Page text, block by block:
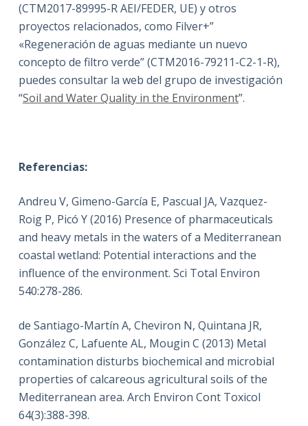
(CTM2017-89995-R AEI/FEDER, UE) y otros
proyectos relacionados, como Filver+”
«Regeneración de aguas mediante un nuevo
concepto de filtro verde” (CTM2016-79211-C2-1-R),
puedes consultar la web del grupo de investigación
“Soil and Water Quality in the Environment”.
Referencias:
Andreu V, Gimeno-García E, Pascual JA, Vazquez-
Roig P, Picó Y (2016) Presence of pharmaceuticals
and heavy metals in the waters of a Mediterranean
coastal wetland: Potential interactions and the
influence of the environment. Sci Total Environ
540:278-286.
de Santiago-Martín A, Cheviron N, Quintana JR,
González C, Lafuente AL, Mougin C (2013) Metal
contamination disturbs biochemical and microbial
properties of calcareous agricultural soils of the
Mediterranean area. Arch Environ Cont Toxicol
64(3):388-398.